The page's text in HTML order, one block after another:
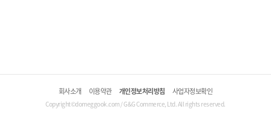
회사소개 이용약관 개인정보처리방침 사업자정보확인
Copyright©domeggook.com / G&G Commerce, Ltd. All rights reserved.